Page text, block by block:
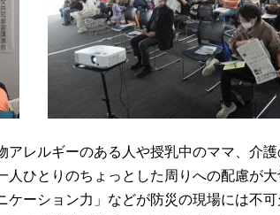
レルギーのある人や授乳中のママ、介
人ひとりのちょっとした周りへの配慮が
ーション力」などが防災の現場には不